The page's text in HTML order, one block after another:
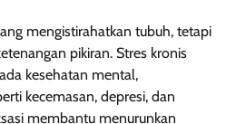
mengistirahatkan tubuh, tetapi
pikiran. Stres kronis
kesehatan mental,
kecemasan, depresi, dan
membantu menurunkan